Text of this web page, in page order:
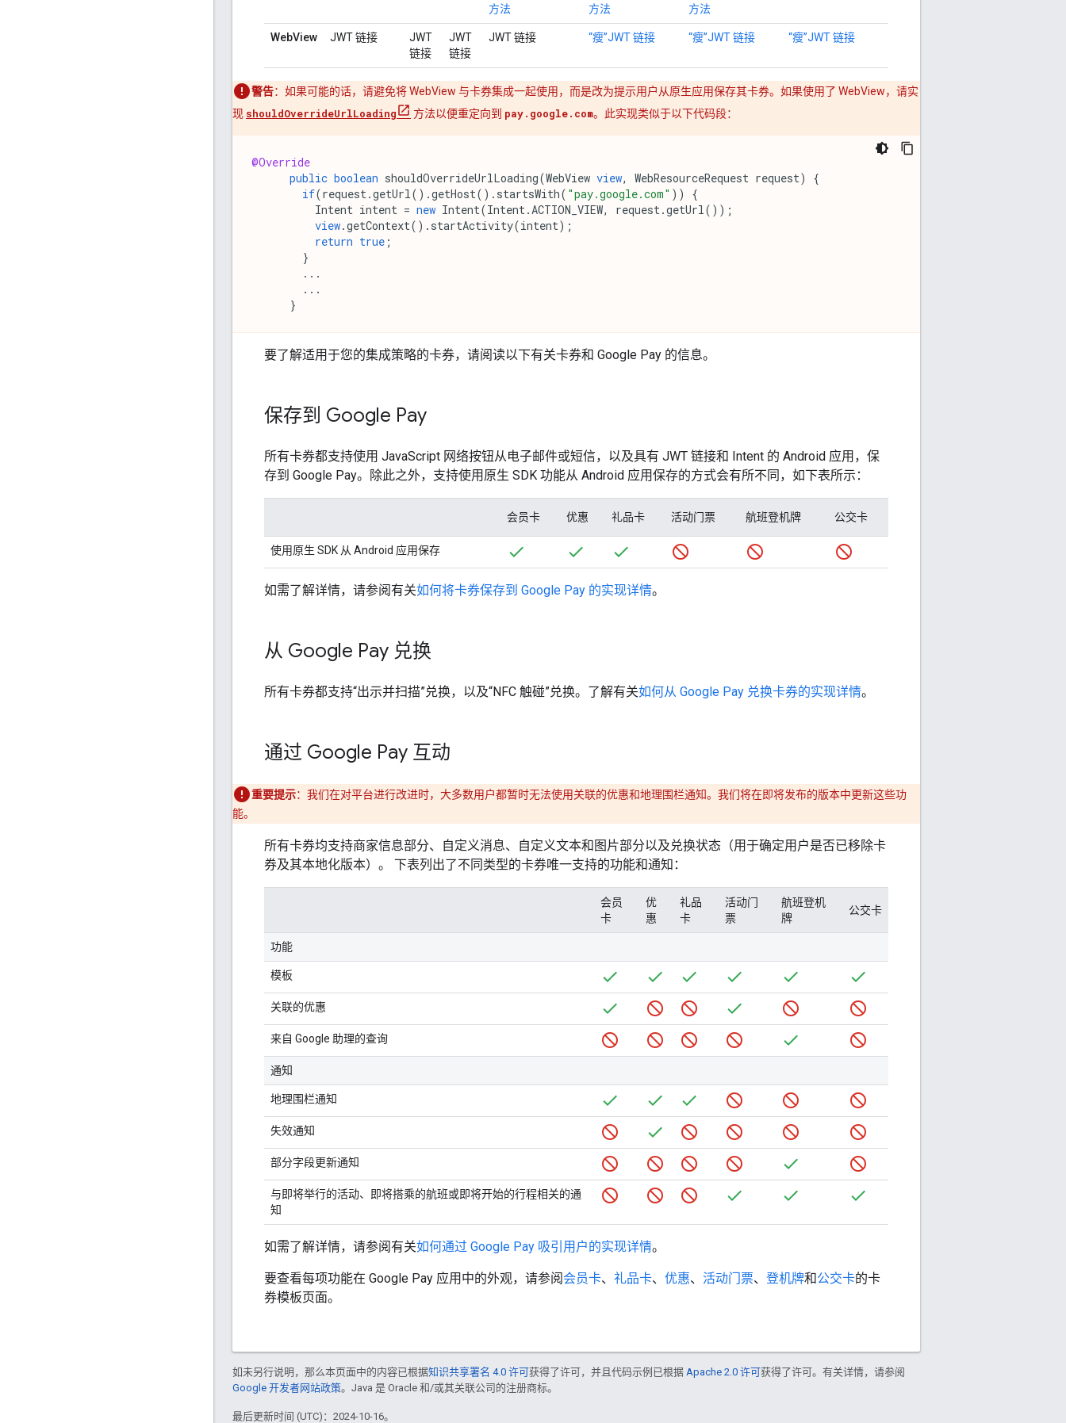
方法
方法
方法
WebView JWT 链接
JWT
链接
JWT
链接
JWT 链接 “瘦”JWT 链接 “瘦”JWT 链接 “瘦”JWT 链接
警告：如果可能的话，请避免将 WebView 与卡券集成一起使用，而是改为提示用户从原生应用保存其卡券。如果使用了 WebView，请实
现 shouldOverrideUrlLoading 方法以便重定向到 pay.google.com。此实现类似于以下代码段：
@Override
public boolean shouldOverrideUrlLoading(WebView view, WebResourceRequest request)
{
if(request.getUrl().getHost(). startsWith( "pay.google.com" ))
{
Intent intent = new Intent(Intent.ACTION_VIEW, request.getUrl());
view.getContext(). startActivity(intent);
return true ;
}
...
...
}
要了解适用于您的集成策略的卡券，请阅读以下有关卡券和 Google Pay 的信息。
保存到 Google Pay
所有卡券都支持使用 JavaScript 网络按钮从电子邮件或短信，以及具有 JWT 链接和 Intent 的 Android 应用，保
存到 Google Pay。除此之外，支持使用原生 SDK 功能从 Android 应用保存的方式会有所不同，如下表所示：
会员卡 优惠 礼品卡 活动门票 航班登机牌 公交卡
使用原生 SDK 从 Android 应用保存
如需了解详情，请参阅有关如何将卡券保存到 Google Pay 的实现详情。
从 Google Pay 兑换
所有卡券都支持“出示并扫描”兑换，以及“NFC 触碰”兑换。了解有关如何从 Google Pay 兑换卡券的实现详情。
通过 Google Pay 互动
重要提示：我们在对平台进行改进时，大多数用户都暂时无法使用关联的优惠和地理围栏通知。我们将在即将发布的版本中更新这些功
能。
所有卡券均支持商家信息部分、自定义消息、自定义文本和图片部分以及兑换状态（用于确定用户是否已移除卡
券及其本地化版本）。 下表列出了不同类型的卡券唯一支持的功能和通知：
会员
卡
优
惠
礼品
卡
活动门
票
航班登机
牌
公交卡
功能
模板
关联的优惠
来自 Google 助理的查询
通知
地理围栏通知
失效通知
部分字段更新通知
与即将举行的活动、即将搭乘的航班或即将开始的行程相关的通
知
如需了解详情，请参阅有关如何通过 Google Pay 吸引用户的实现详情。
要查看每项功能在 Google Pay 应用中的外观，请参阅会员卡、 礼品卡、 优惠、 活动门票、 登机牌和公交卡的卡
券模板页面。
如未另行说明，那么本页面中的内容已根据知识共享署名 4.0 许可获得了许可，并且代码示例已根据 Apache 2.0 许可获得了许可。有关详情，请参阅
Google 开发者网站政策。Java 是 Oracle 和/或其关联公司的注册商标。
最后更新时间 (UTC)：2024-10-16。